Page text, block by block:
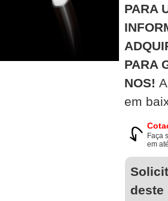
PARA
PARA
NOS!
em
Faça
em
deste